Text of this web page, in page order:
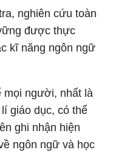
nghiên cứu toàn
được thực
kĩ năng ngôn ngữ
mọi người, nhất là
giáo dục, có thể
ghi nhận hiện
ngôn ngữ và học